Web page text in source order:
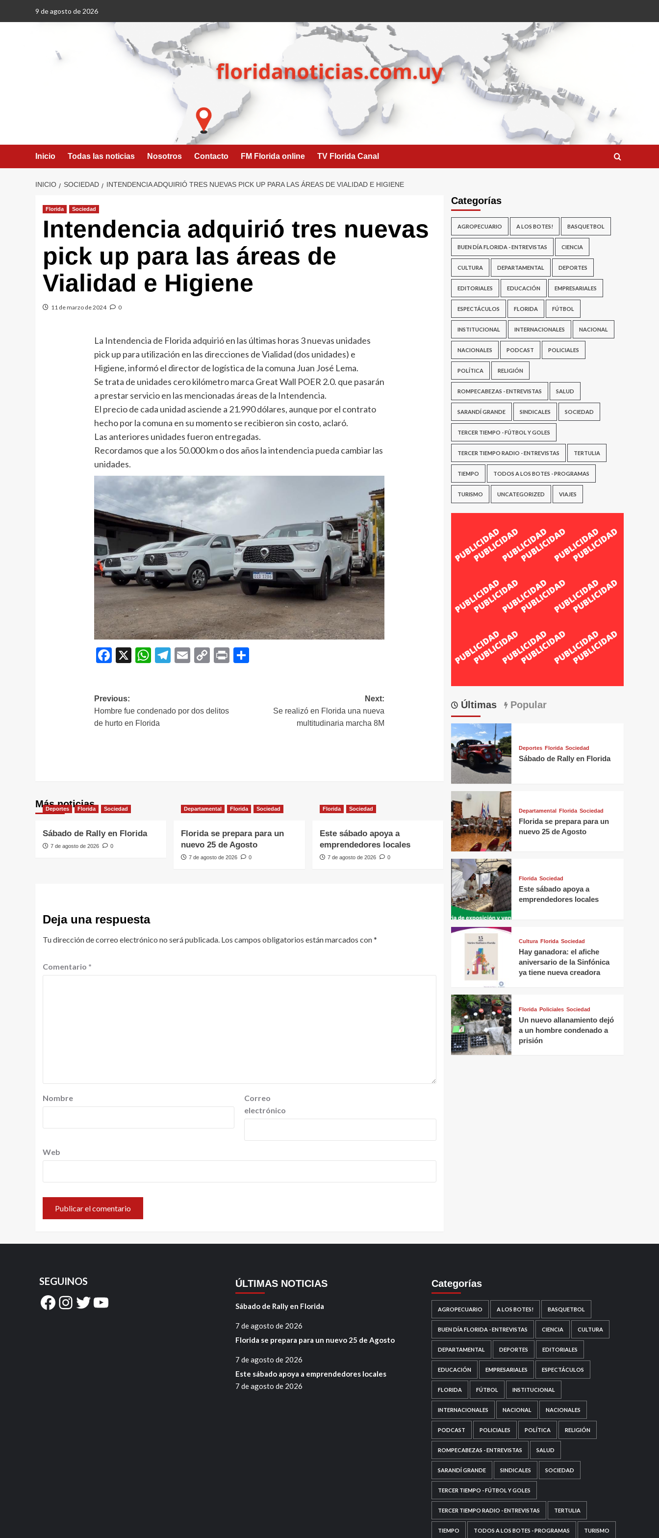
9 de agosto de 2026
Inicio Todas las noticias Nosotros Contacto FM Florida online TV Florida Canal
INICIO SOCIEDAD INTENDENCIA ADQUIRIÓ TRES NUEVAS PICK UP PARA LAS ÁREAS DE VIALIDAD E HIGIENE
Florida Sociedad
Intendencia adquirió tres nuevas
pick up para las áreas de
Vialidad e Higiene
11 de marzo de 2024 0
La Intendencia de Florida adquirió en las últimas horas 3 nuevas unidades
pick up para utilización en las direcciones de Vialidad (dos unidades) e
Higiene, informó el director de logística de la comuna Juan José Lema.
Se trata de unidades cero kilómetro marca Great Wall POER 2.0. que pasarán
a prestar servicio en las mencionadas áreas de la Intendencia.
El precio de cada unidad asciende a 21.990 dólares, aunque por el contrato
hecho por la comuna en su momento se recibieron sin costo, aclaró.
Las anteriores unidades fueron entregadas.
Recordamos que a los 50.000 km o dos años la intendencia pueda cambiar las
unidades.
Facebook
X WhatsApp
Telegram
EmailCopyPrint
Navegación
de
Previous:
Hombre fue condenado por dos delitos
de hurto en Florida
Next:
Se realizó en Florida una nueva
multitudinaria marcha 8M
Más noticias
Deportes Florida Sociedad
Sábado de Rally en Florida
7 de agosto de 2026 0
Departamental Florida Sociedad
Florida se prepara para un
nuevo 25 de Agosto
7 de agosto de 2026 0
Florida Sociedad
Este sábado apoya a
emprendedores locales
7 de agosto de 2026 0
Deja una respuesta
Tu dirección de correo electrónico no será publicada. Los campos obligatorios están marcados con*
Comentario *
Nombre
Correo
electrónico
Web
Categorías
AGROPECUARIO A LOS BOTES! BASQUETBOL
BUEN DÍA FLORIDA - ENTREVISTAS CIENCIA
CULTURA DEPARTAMENTAL DEPORTES
EDITORIALES EDUCACIÓN EMPRESARIALES
ESPECTÁCULOS FLORIDA FÚTBOL
INSTITUCIONAL INTERNACIONALES NACIONAL
NACIONALES PODCAST POLICIALES
POLÍTICA RELIGIÓN
ROMPECABEZAS - ENTREVISTAS SALUD
SARANDÍ GRANDE SINDICALES SOCIEDAD
TERCER TIEMPO - FÚTBOL Y GOLES
TERCER TIEMPO RADIO - ENTREVISTAS TERTULIA
TIEMPO TODOS A LOS BOTES - PROGRAMAS
TURISMO UNCATEGORIZED VIAJES
Últimas Popular
Deportes Florida Sociedad
Sábado de Rally en Florida
Departamental Florida Sociedad
Florida se prepara para un
nuevo 25 de Agosto
Florida Sociedad
Este sábado apoya a
emprendedores locales
Cultura Florida Sociedad
Hay ganadora: el afiche
aniversario de la Sinfónica
ya tiene nueva creadora
Florida Policiales Sociedad
Un nuevo allanamiento dejó
a un hombre condenado a
prisión
SEGUINOS
Facebook
Instagram
Twitter
YouTube
ÚLTIMAS NOTICIAS
Sábado de Rally en Florida
7 de agosto de 2026
Florida se prepara para un nuevo 25 de Agosto
7 de agosto de 2026
Este sábado apoya a emprendedores locales
7 de agosto de 2026
Categorías
AGROPECUARIO A LOS BOTES! BASQUETBOL
BUEN DÍA FLORIDA - ENTREVISTAS CIENCIA CULTURA
DEPARTAMENTAL DEPORTES EDITORIALES
EDUCACIÓN EMPRESARIALES ESPECTÁCULOS
FLORIDA FÚTBOL INSTITUCIONAL
INTERNACIONALES NACIONAL NACIONALES
PODCAST POLICIALES POLÍTICA RELIGIÓN
ROMPECABEZAS - ENTREVISTAS SALUD
SARANDÍ GRANDE SINDICALES SOCIEDAD
TERCER TIEMPO - FÚTBOL Y GOLES
TERCER TIEMPO RADIO - ENTREVISTAS TERTULIA
TIEMPO TODOS A LOS BOTES - PROGRAMAS TURISMO